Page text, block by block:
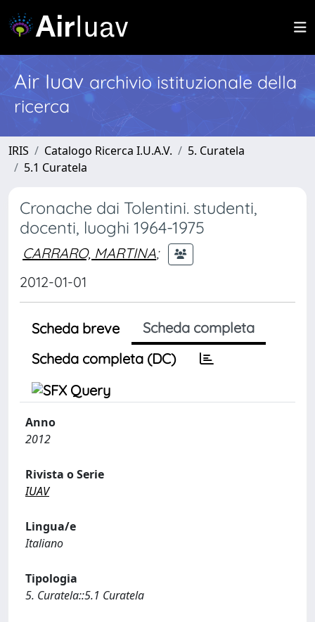
Air Iuav archivio istituzionale della
ricerca
IRIS Catalogo Ricerca I.U.A.V.
5. Curatela
5.1 Curatela
Cronache dai Tolentini. studenti,
docenti, luoghi 1964-1975
CARRARO, MARTINA;
2012-01-01
Scheda breve
Scheda completa
Scheda completa (DC)
Anno
2012
Rivista o Serie
IUAV
Lingua/e
Italiano
Tipologia
5. Curatela::5.1 Curatela